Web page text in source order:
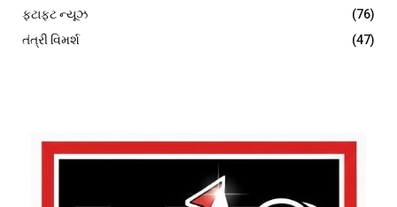
ફટાફટ ન્યૂઝ
(76)
તંત્રી વિમર્શ
(47)